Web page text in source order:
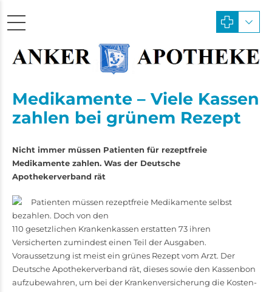
Medikamente – Viele Kassen
zahlen bei grünem Rezept
Nicht immer müssen Patienten für rezeptfreie
Medikamente zahlen. Was der Deutsche
Apothekerverband rät
Patienten müssen rezeptfreie Medikamente selbst
bezahlen. Doch von den
110 gesetzlichen Krankenkassen erstatten 73 ihren
Versicherten zumindest einen Teil der Ausgaben.
Voraussetzung ist meist ein grünes Rezept vom Arzt. Der
Deutsche Apothekerverband rät, dieses sowie den Kassenbon
aufzubewahren, um bei der Krankenversicherung die Kosten­